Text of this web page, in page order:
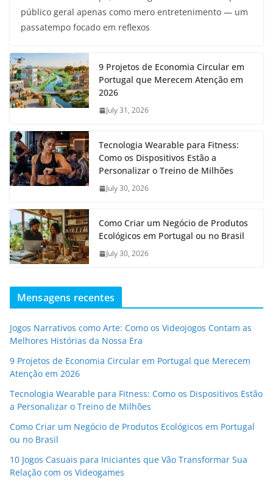
público geral apenas como mero entretenimento — um
passatempo focado em reflexos
9 Projetos de Economia Circular em
Portugal que Merecem Atenção em
2026
July 31, 2026
Tecnologia Wearable para Fitness:
Como os Dispositivos Estão a
Personalizar o Treino de Milhões
July 30, 2026
Como Criar um Negócio de Produtos
Ecológicos em Portugal ou no Brasil
July 30, 2026
Mensagens recentes
Jogos Narrativos como Arte: Como os Videojogos Contam as
Melhores Histórias da Nossa Era
9 Projetos de Economia Circular em Portugal que Merecem
Atenção em 2026
Tecnologia Wearable para Fitness: Como os Dispositivos Estão
a Personalizar o Treino de Milhões
Como Criar um Negócio de Produtos Ecológicos em Portugal
ou no Brasil
10 Jogos Casuais para Iniciantes que Vão Transformar Sua
Relação com os Videogames